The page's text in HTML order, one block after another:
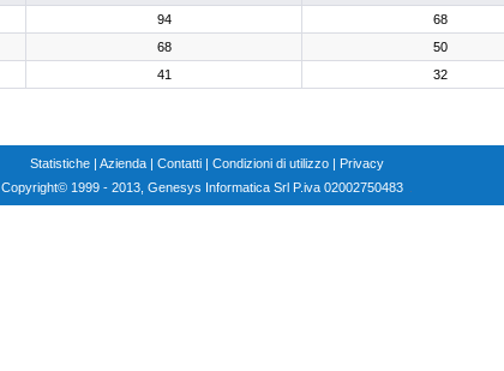
94 68
68 50
41 32
Statistiche| Azienda| Contatti| Condizioni di utilizzo| Privacy
Copyright© 1999 - 2013, Genesys Informatica Srl P.iva 02002750483